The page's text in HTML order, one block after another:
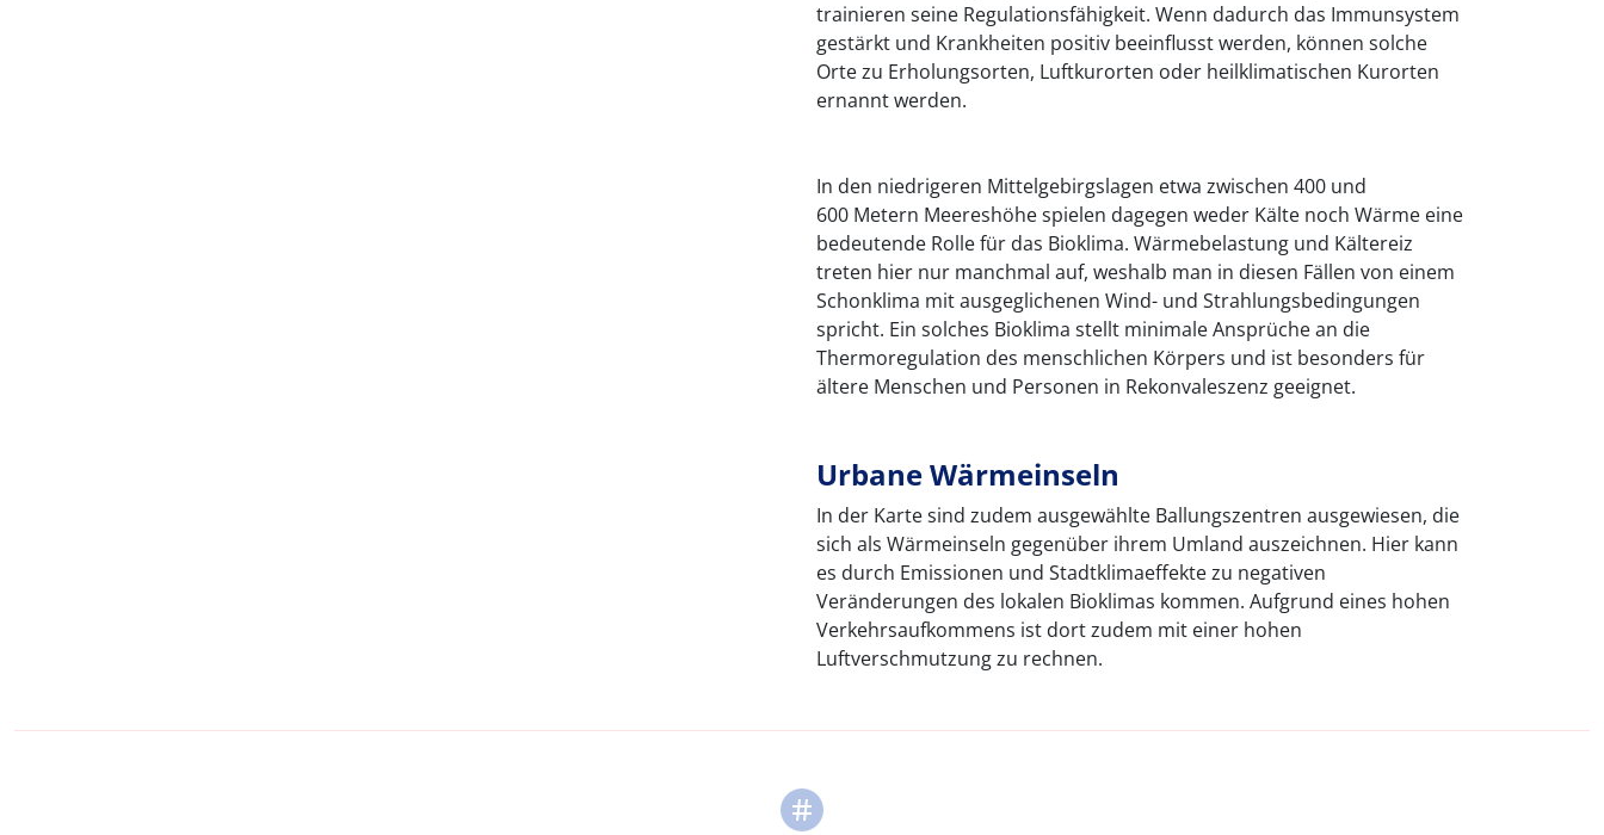
trainieren seine Regulationsfähigkeit. Wenn dadurch das Immunsystem
gestärkt und Krankheiten positiv beeinflusst werden, können solche
Orte zu Erholungsorten, Luftkurorten oder heilklimatischen Kurorten
ernannt werden.
In den niedrigeren Mittelgebirgslagen etwa zwischen 400 und
600 Metern Meereshöhe spielen dagegen weder Kälte noch Wärme eine
bedeutende Rolle für das Bioklima. Wärmebelastung und Kältereiz
treten hier nur manchmal auf, weshalb man in diesen Fällen von einem
Schonklima mit ausgeglichenen Wind- und Strahlungsbedingungen
spricht. Ein solches Bioklima stellt minimale Ansprüche an die
Thermoregulation des menschlichen Körpers und ist besonders für
ältere Menschen und Personen in Rekonvaleszenz geeignet.
Urbane Wärmeinseln
In der Karte sind zudem ausgewählte Ballungszentren ausgewiesen, die
sich als Wärmeinseln gegenüber ihrem Umland auszeichnen. Hier kann
es durch Emissionen und Stadtklimaeffekte zu negativen
Veränderungen des lokalen Bioklimas kommen. Aufgrund eines hohen
Verkehrsaufkommens ist dort zudem mit einer hohen
Luftverschmutzung zu rechnen.